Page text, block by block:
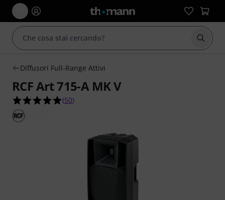
Diffusori Full-Range Attivi
RCF Art 715-A MK V
4.9 su 5 stelle su 50 valutazioni dei clienti
(50)